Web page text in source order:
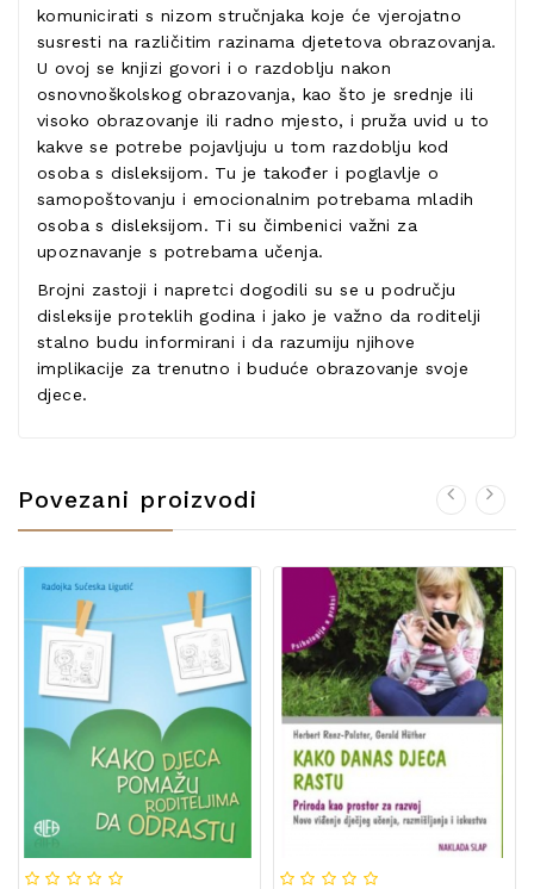
komunicirati s nizom stručnjaka koje će vjerojatno
susresti na različitim razinama djetetova obrazovanja.
U ovoj se knjizi govori i o razdoblju nakon
osnovnoškolskog obrazovanja, kao što je srednje ili
visoko obrazovanje ili radno mjesto, i pruža uvid u to
kakve se potrebe pojavljuju u tom razdoblju kod
osoba s disleksijom. Tu je također i poglavlje o
samopoštovanju i emocionalnim potrebama mladih
osoba s disleksijom. Ti su čimbenici važni za
upoznavanje s potrebama učenja.
Brojni zastoji i napretci dogodili su se u području
disleksije proteklih godina i jako je važno da roditelji
stalno budu informirani i da razumiju njihove
implikacije za trenutno i buduće obrazovanje svoje
djece.
Povezani proizvodi